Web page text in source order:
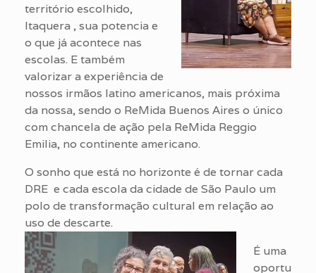
território escolhido,
Itaquera , sua potencia e
o que já acontece nas
escolas. E também
valorizar a experiência de
nossos irmãos latino americanos, mais próxima
da nossa, sendo o ReMida Buenos Aires o único
com chancela de ação pela ReMida Reggio
Emilia, no continente americano.
O sonho que está no horizonte é de tornar cada
DRE e cada escola da cidade de São Paulo um
polo de transformação cultural em relação ao
uso de descarte.
É uma
oportu